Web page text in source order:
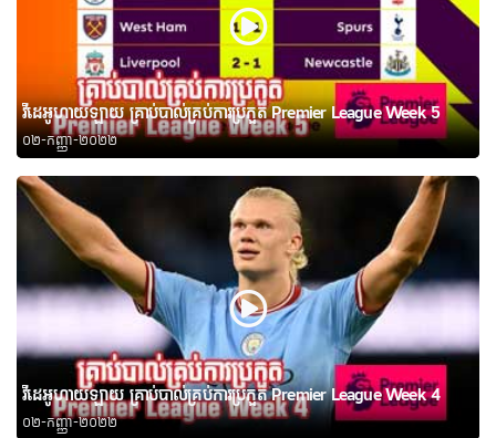
វីដេអូហាយឡាយ គ្រាប់បាល់គ្រប់ការប្រកួត Premier League Week 5
០២-កញ្ញា-២០២២
វីដេអូហាយឡាយ គ្រាប់បាល់គ្រប់ការប្រកួត Premier League Week 4
០២-កញ្ញា-២០២២